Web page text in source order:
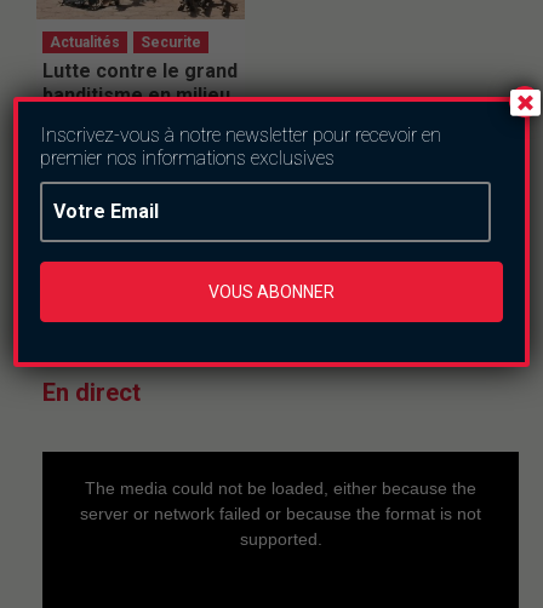
Actualités Securite
Lutte contre le grand
banditisme en milieu
nationale démantèle
deux réseaux de
malfaiteurs à
Ouagadougou
mercredi le 22 juillet
2026
En direct
The media could not be loaded, either because the
server or network failed or because the format is not
supported.
Inscrivez-vous à notre newsletter pour recevoir en
premier nos informations exclusives
VOUS ABONNER